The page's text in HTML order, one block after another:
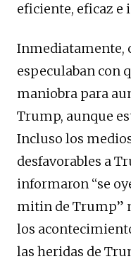
eficiente, eficaz e
Inmediatamente,
especulaban con
maniobra para
Trump, aunque
Incluso los
desfavorables a
informaron “se
mitin de Trump”
los
las heridas de